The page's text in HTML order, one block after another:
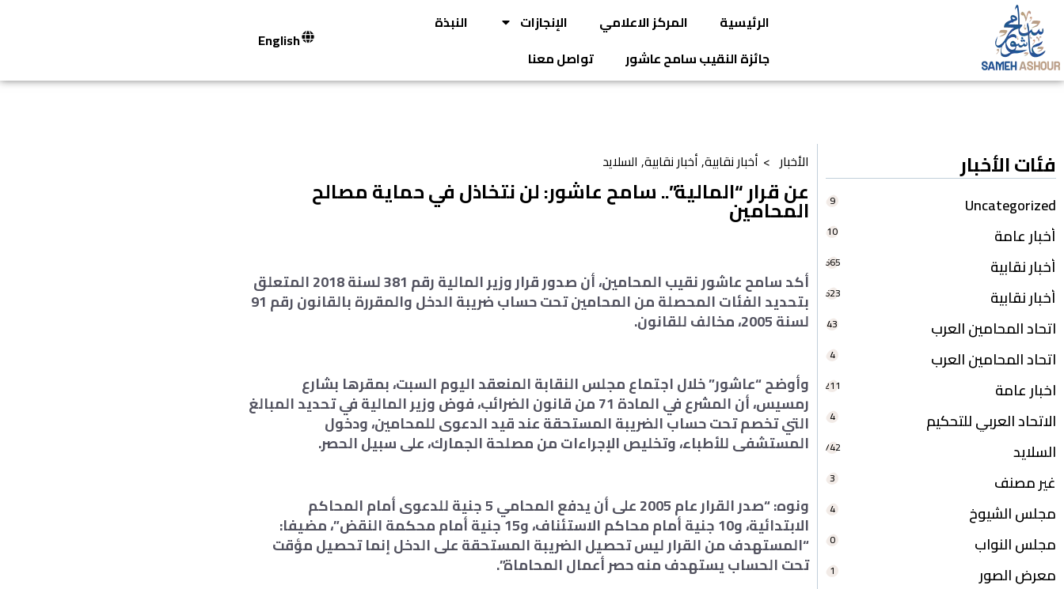
الرئيسية المركز الاعلامي الإنجازات
النبذة
جائزة النقيب سامح عاشور
تواصل معنا
English
فئات الأخبار
Uncategorized
9
أخبار عامة 10
أخبار نقابية 665
أخبار نقابية 623
اتحاد المحامين العرب 43
اتحاد المحامين العرب 4
اخبار عامة 211
الاتحاد العربي للتحكيم 4
السلايد 742
غير مصنف 3
مجلس الشيوخ 4
مجلس النواب 0
معرض الصور 1
الأخبار > أخبار نقابية,أخبار نقابية, السلايد
عن قرار “المالية”.. سامح عاشور: لن نتخاذل في حماية مصالح
المحامين
أكد سامح عاشور نقيب المحامين، أن صدور قرار وزير المالية رقم 381 لسنة 2018 المتعلق
بتحديد الفئات المحصلة من المحامين تحت حساب ضريبة الدخل والمقررة بالقانون رقم 91
لسنة 2005، مخالف للقانون.
وأوضح “عاشور” خلال اجتماع مجلس النقابة المنعقد اليوم السبت، بمقرها بشارع
رمسيس، أن المشرع في المادة 71 من قانون الضرائب، فوض وزير المالية في تحديد المبالغ
التي تخصم تحت حساب الضريبة المستحقة عند قيد الدعوى للمحامين، ودخول
المستشفى للأطباء، وتخليص الإجراءات من مصلحة الجمارك، على سبيل الحصر.
ونوه: “صدر القرار عام 2005 على أن يدفع المحامي 5 جنية للدعوى أمام المحاكم
الابتدائية، و10 جنية أمام محاكم الاستئناف، و15 جنية أمام محكمة النقض”، مضيفا:
“المستهدف من القرار ليس تحصيل الضريبة المستحقة على الدخل إنما تحصيل مؤقت
تحت الحساب يستهدف منه حصر أعمال المحاماة”.